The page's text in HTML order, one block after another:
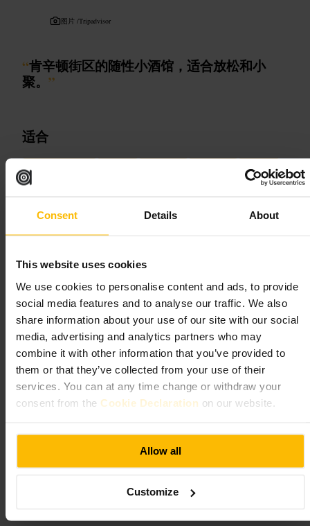
Consent Details About
This website uses cookies
We use cookies to personalise content and ads, to provide
social media features and to analyse our traffic. We also
share information about your use of our site with our social
media, advertising and analytics partners who may
combine it with other information that you’ve provided to
them or that they’ve collected from your use of their
services. You can at any time change or withdraw your
consent from the Cookie Declaration on our website.
Allow all
Customize
图片 /Tripadvisor
“肯辛顿街区的随性小酒馆，适合放松和小
聚。 ”
适合
找到一个靠窗或吧台的位置，你会遇到轻松的聊天声和标准的英式
规划您的参观
如想确保座位，可在傍晚前到达以避开高峰。若带小团队，提前电
话询问座位情况会更省心。把这趟出行和肯辛顿周边的漫步或晚餐
安排在同一天，能更好地体验社区氛围。
https://www.scarsdaletavern.co.uk/?utm_source=googlemybusiness
&utm_medium=organic&utm_campaign=yext&utm_content=P146
&y_source=1_MTIyMzcwMzktNzE1LWxvY2F0aW9uLndlYnNpd
GU%3D
马鲁什